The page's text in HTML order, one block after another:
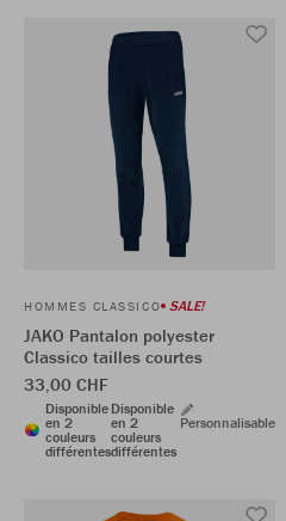
HOMMES CLASSICO SALE!
JAKO Pantalon polyester
Classico tailles courtes
33,00 CHF
Disponible
en 2
couleurs
différentes
Disponible
en 2
couleurs
différentes
Personnalisable